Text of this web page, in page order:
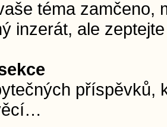
téma zamčeno,
inzerát, ale
příspěvků,